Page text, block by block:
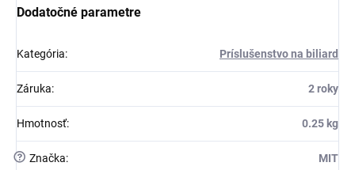
Dodatočné parametre
Kategória: Príslušenstvo na biliard
Záruka: 2 roky
Hmotnosť: 0.25 kg
? Značka: MIT